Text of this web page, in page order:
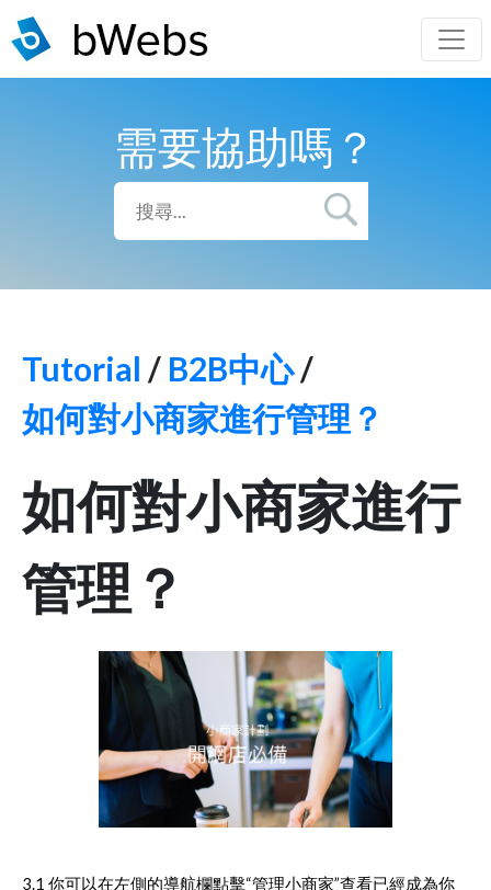
需要協助嗎？
Tutorial / B2B中心/
如何對小商家進行管理？
如何對小商家進行
管理？
3.1 你可以在左側的導航欄點擊“管理小商家”查看已經成為你